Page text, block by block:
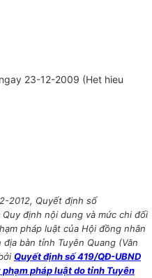
23-12-2009 (Het hieu
2012, Quyết định số
định nội dung và mức chi đối
pháp luật của Hội đồng nhân
bàn tỉnh Tuyên Quang (Văn
Quyết định số 419/QĐ-UBND
pháp luật do tỉnh Tuyên